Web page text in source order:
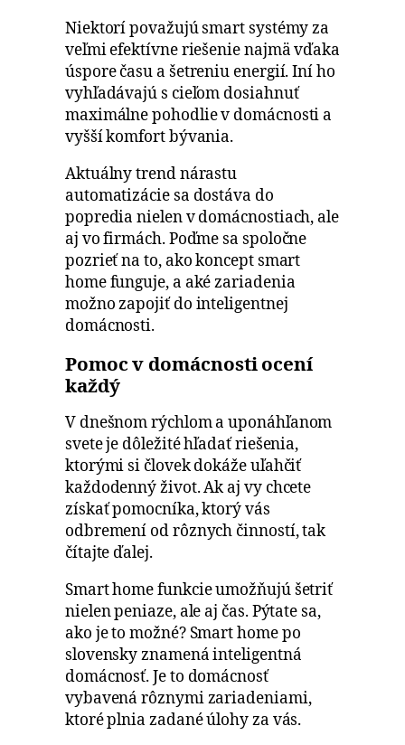
Niektorí považujú smart systémy za
veľmi efektívne riešenie najmä vďaka
úspore času a šetreniu energií. Iní ho
vyhľadávajú s cieľom dosiahnuť
maximálne pohodlie v domácnosti a
vyšší komfort bývania.
Aktuálny trend nárastu
automatizácie sa dostáva do
popredia nielen v domácnostiach, ale
aj vo firmách. Poďme sa spoločne
pozrieť na to, ako koncept smart
home funguje, a aké zariadenia
možno zapojiť do inteligentnej
domácnosti.
Pomoc v domácnosti ocení
každý
V dnešnom rýchlom a uponáhľanom
svete je dôležité hľadať riešenia,
ktorými si človek dokáže uľahčiť
každodenný život. Ak aj vy chcete
získať pomocníka, ktorý vás
odbremení od rôznych činností, tak
čítajte ďalej.
Smart home funkcie umožňujú šetriť
nielen peniaze, ale aj čas. Pýtate sa,
ako je to možné? Smart home po
slovensky znamená inteligentná
domácnosť. Je to domácnosť
vybavená rôznymi zariadeniami,
ktoré plnia zadané úlohy za vás.